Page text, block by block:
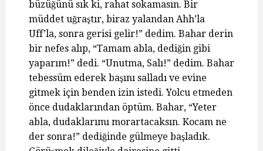
büzüğünü sık ki, rahat sokamasın. Bir
müddet uğraştır, biraz yalandan Ahh’la
Uff’la, sonra gerisi gelir!” dedim. Bahar derin
bir nefes alıp, “Tamam abla, dediğin gibi
yaparım!” dedi. “Unutma, Salı!” dedim. Bahar
tebessüm ederek başını salladı ve evine
gitmek için benden izin istedi. Yolcu etmeden
önce dudaklarından öptüm. Bahar, “Yeter
abla, dudaklarımı morartacaksın. Kocam ne
der sonra!” dediğinde gülmeye başladık.